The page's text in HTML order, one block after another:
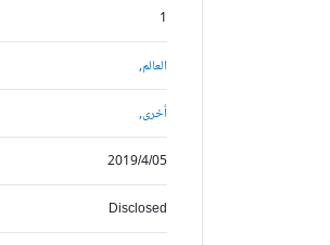
1
العالم,
أخرى,
2019/4/05
Disclosed